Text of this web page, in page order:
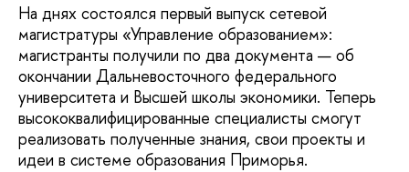
На днях состоялся первый выпуск сетевой
магистратуры «Управление образованием»:
магистранты получили по два документа — об
окончании Дальневосточного федерального
университета и Высшей школы экономики. Теперь
высококвалифицированные специалисты смогут
реализовать полученные знания, свои проекты и
идеи в системе образования Приморья.